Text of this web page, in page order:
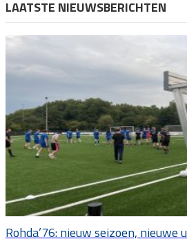
LAATSTE NIEUWSBERICHTEN
Rohda’76: nieuw seizoen, nieuwe